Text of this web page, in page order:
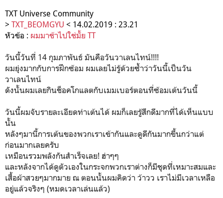
TXT Universe Community
> TXT_BEOMGYU < 14.02.2019 : 23.21
หัวข้อ : ผมมาช้าไปใช่มั้ย TT
วันนี้วันที่ 14 กุมภาพันธ์ มันคือวันวาเลนไทน์!!!!
ผมยุ่งมากกับการฝึกซ้อม ผมเลยไม่รู้ด้วยซ้ำว่าวันนี้เป็นวัน
วาเลนไทน์
ดังนั้นผมเลยกินช็อคโกแลตกับเมมเบอร์ตอนที่ซ้อมเต้นวันนี้
วันนี้ผมจับรายละเอียดท่าเต้นได้ ผมก็เลยรู้สึกดีมากที่ได้เห็นแบบ
นั้น
หลังๆมานี้การเต้นของพวกเราเข้ากันและดูดีกันมากขึ้นกว่าแต่
ก่อนมากเลยครับ
เหมือนรวมพลังกันสำเร็จเลย! ฮ่าๆๆ
และหลังจากได้ดูตัวเองในกระจกพวกเราต่างก็มีชุดที่เหมาะสมและ
เสื้อผ้าสวยๆมากมาย ณ ตอนนั้นผมคิดว่า ว้าวว เราไม่มีเวลาเหลือ
อยู่แล้วจริงๆ (หมดเวลาเล่นแล้ว)